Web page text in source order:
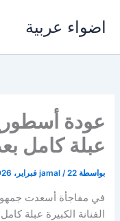
اضواء عربية
عودة
عبلة كامل
بواسطة jamal /22 فبراير، 2026
في مفاجأة أسعدت
الفنانة الكبيرة عبلة